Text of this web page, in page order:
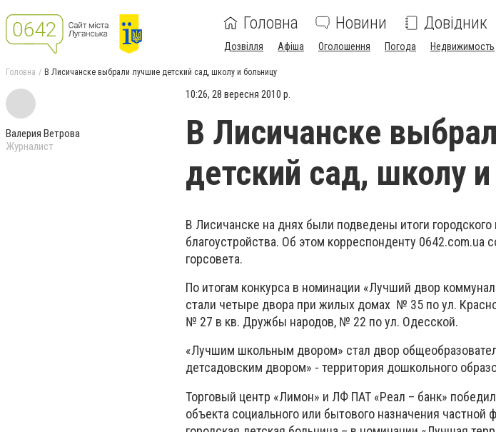
Головна Новини Довідник
Дозвілля Афіша Оголошення Погода Недвижимость
Головна В Лисичанске выбрали лучшие детский сад, школу и больницу
Валерия Ветрова
Журналист
10:26, 28 вересня 2010 р.
В Лисичанске
детский сад, школу
В Лисичанске на днях были подведены итоги
благоустройства. Об этом корреспонденту
горсовета.
По итогам конкурса в номинации «Лучший двор
стали четыре двора при жилых домах № 35 по ул.
№ 27 в кв. Дружбы народов, № 22 по ул. Одесской.
«Лучшим школьным двором» стал двор
детсадовским двором» - территория дошкольного
Торговый центр «Лимон» и ЛФ ПАТ «Реал – банк»
объекта социального или бытового назначения